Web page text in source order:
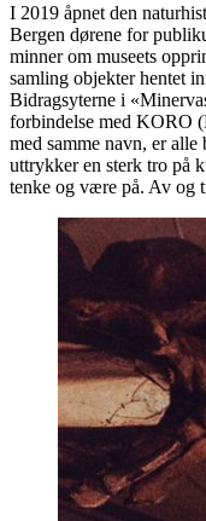
I 2019 åpnet den
Bergen dørene for
minner om museets
samling objekter hentet
Bidragsyterne i
forbindelse med KORO
med samme navn, er
uttrykker en sterk tro på
tenke og være på. Av og